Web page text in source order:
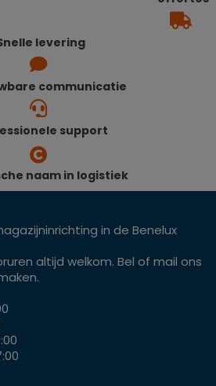
levering
communicatie
support
naam in logistiek
in de Benelux
altijd welkom. Bel of mail ons